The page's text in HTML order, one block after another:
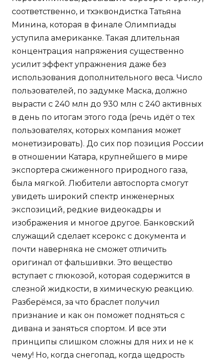
соответственно, и тхэквондистка Татьяна
Минина, которая в финале Олимпиады
уступила американке. Такая длительная
концентрация напряжения существенно
усилит эффект упражнения даже без
использования дополнительного веса. Число
пользователей, по задумке Маска, должно
вырасти с 240 млн до 930 млн с 240 активных
в день по итогам этого года (речь идёт о тех
пользователях, которых компания может
монетизировать). До сих пор позиция России
в отношении Катара, крупнейшего в мире
экспортера сжиженного природного газа,
была мягкой. Любители автоспорта смогут
увидеть широкий спектр инженерных
экспозиций, редкие видеокадры и
изображения и многое другое. Банковский
служащий сделает ксерокс с документа и
почти наверняка не сможет отличить
оригинал от фальшивки. Это вещество
вступает с глюкозой, которая содержится в
слезной жидкости, в химическую реакцию.
Разберёмся, за что браслет получил
признание и как он поможет подняться с
дивана и заняться спортом. И все эти
принципы слишком сложны для них и не к
чему! Но, когда снегопад, когда щедрость